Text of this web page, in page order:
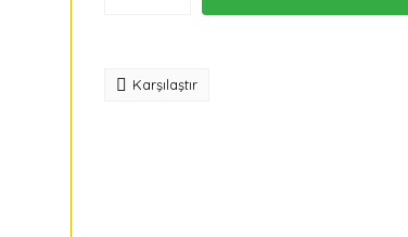
Karşılaştır